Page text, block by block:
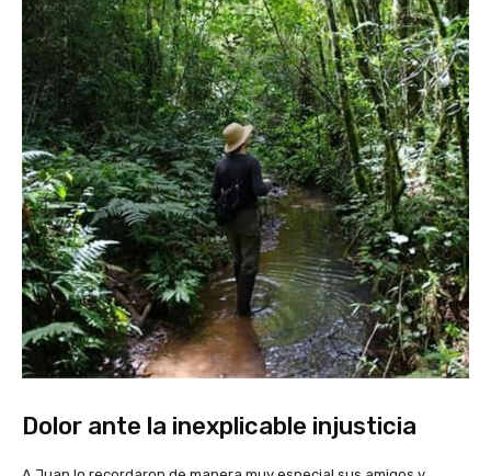
Dolor ante la inexplicable injusticia